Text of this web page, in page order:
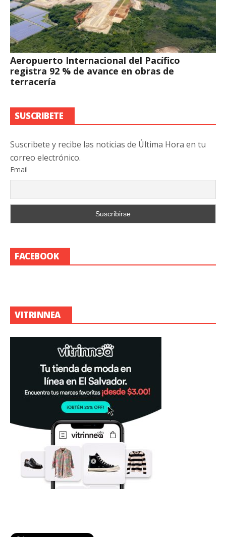
Aeropuerto Internacional del Pacífico
registra 92 % de avance en obras de
terracería
SUSCRIBETE
Suscribete y recibe las noticias de Última Hora en tu
correo electrónico.
Email
FACEBOOK
VITRINNEA